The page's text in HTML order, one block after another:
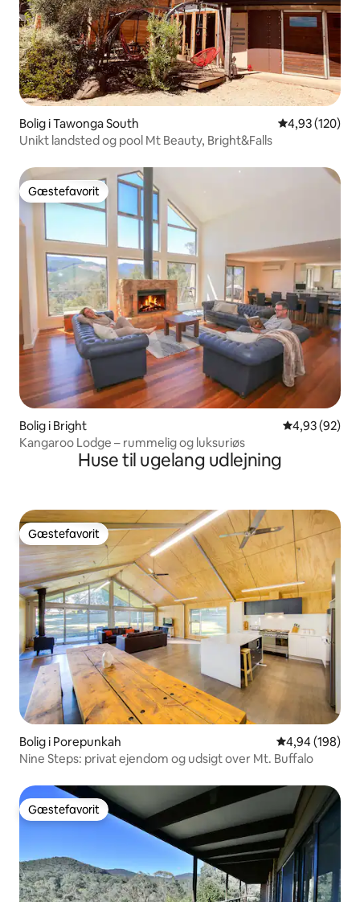
Bolig i Tawonga South 4,93 ud af 5 i
4,93 (120)
Unikt landsted og pool Mt Beauty, Bright&Falls
Gæstefavorit
Gæstefavorit
Bolig i Bright 4,93 ud af 5 i
4,93 (92)
Kangaroo Lodge – rummelig og luksuriøs
Huse til ugelang udlejning
Gæstefavorit
Gæstefavorit
Bolig i Porepunkah 4,94 ud af 5 i
4,94 (198)
Nine Steps: privat ejendom og udsigt over Mt. Buffalo
Gæstefavorit
Gæstefavorit